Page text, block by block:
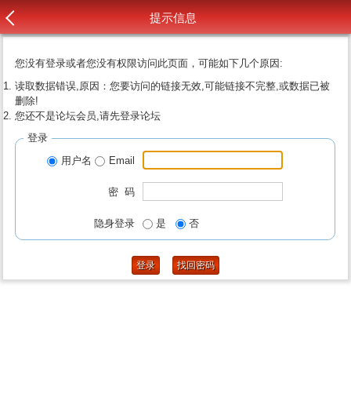
提示信息
您没有登录或者您没有权限访问此页面，可能如下几个原因:
读取数据错误,原因：您要访问的链接无效,可能链接不完整,或数据已被
删除!
您还不是论坛会员,请先登录论坛
登录
用户名
Email
密 码
隐身登录 是 否